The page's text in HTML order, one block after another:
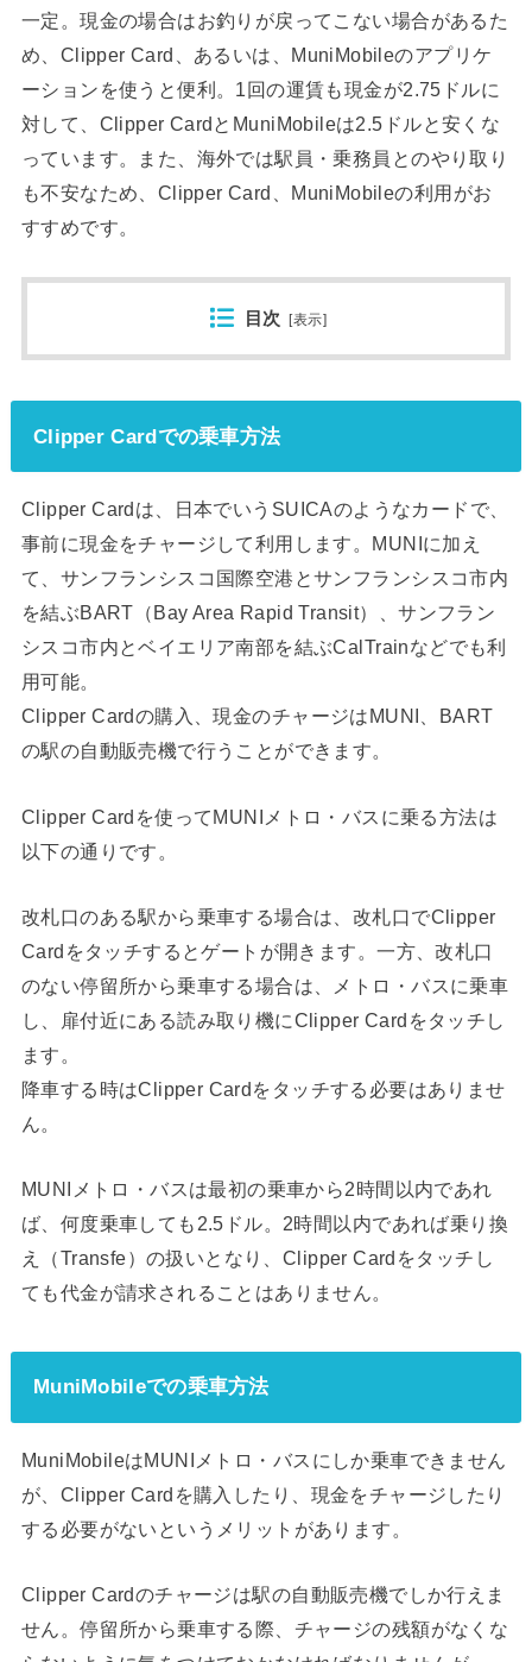
一定。現金の場合はお釣りが戻ってこない場合があるた
め、Clipper Card、あるいは、MuniMobileのアプリケ
ーションを使うと便利。1回の運賃も現金が2.75ドルに
対して、Clipper CardとMuniMobileは2.5ドルと安くな
っています。また、海外では駅員・乗務員とのやり取り
も不安なため、Clipper Card、MuniMobileの利用がお
すすめです。
目次 [表示]
Clipper Cardでの乗車方法
Clipper Cardは、日本でいうSUICAのようなカードで、
事前に現金をチャージして利用します。MUNIに加え
て、サンフランシスコ国際空港とサンフランシスコ市内
を結ぶBART（Bay Area Rapid Transit）、サンフラン
シスコ市内とベイエリア南部を結ぶCalTrainなどでも利
用可能。
Clipper Cardの購入、現金のチャージはMUNI、BART
の駅の自動販売機で行うことができます。
Clipper Cardを使ってMUNIメトロ・バスに乗る方法は
以下の通りです。
改札口のある駅から乗車する場合は、改札口でClipper
Cardをタッチするとゲートが開きます。一方、改札口
のない停留所から乗車する場合は、メトロ・バスに乗車
し、扉付近にある読み取り機にClipper Cardをタッチし
ます。
降車する時はClipper Cardをタッチする必要はありませ
ん。
MUNIメトロ・バスは最初の乗車から2時間以内であれ
ば、何度乗車しても2.5ドル。2時間以内であれば乗り換
え（Transfe）の扱いとなり、Clipper Cardをタッチし
ても代金が請求されることはありません。
MuniMobileでの乗車方法
MuniMobileはMUNIメトロ・バスにしか乗車できません
が、Clipper Cardを購入したり、現金をチャージしたり
する必要がないというメリットがあります。
Clipper Cardのチャージは駅の自動販売機でしか行えま
せん。停留所から乗車する際、チャージの残額がなくな